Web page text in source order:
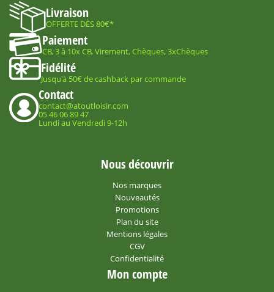
Livraison
OFFERTE DÈS 80€*
Paiement
CB, 3 à 10x CB, Virement, Chèques, 3xChèques
Fidélité
Jusqu'à 50€ de cashback par commande
Contact
contact@atoutloisir.com
05 46 06 89 47
Lundi au Vendredi 9-12h
Nous découvrir
Nos marques
Nouveautés
Promotions
Plan du site
Mentions légales
CGV
Confidentialité
Mon compte